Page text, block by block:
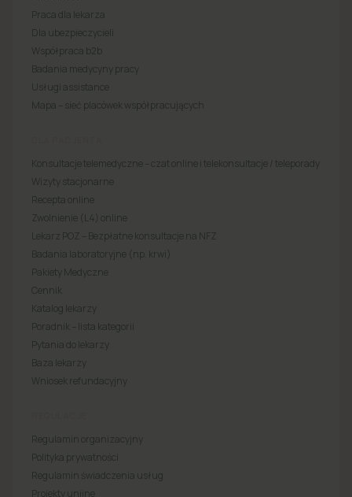
Praca dla lekarza
Dla ubezpieczycieli
Współpraca b2b
Badania medycyny pracy
Usługi assistance
Mapa – sieć placówek współpracujących
Konsultacje telemedyczne – czat online i telekonsultacje / teleporady
Wizyty stacjonarne
Recepta online
Zwolnienie (L4) online
Lekarz POZ – Bezpłatne konsultacje na NFZ
Badania laboratoryjne (np. krwi)
Pakiety Medyczne
Cennik
Katalog lekarzy
Poradnik – lista kategorii
Pytania do lekarzy
Baza lekarzy
Wniosek refundacyjny
Regulamin organizacyjny
Polityka prywatności
Regulamin świadczenia usług
Projekty unijne